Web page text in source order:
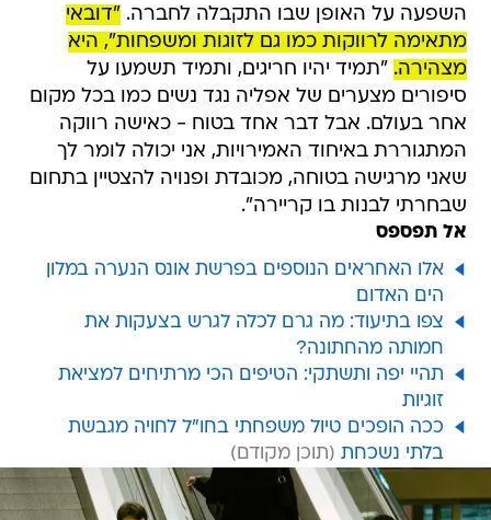
השפעה על האופן שבו התקבלה לחברה. "דובאי
מתאימה לרווקות כמו גם לזוגות ומשפחות", היא
מצהירה. "תמיד יהיו חריגים, ותמיד תשמעו על
סיפורים מצערים של אפליה נגד נשים כמו בכל מקום
אחר בעולם. אבל דבר אחד בטוח - כאישה רווקה
המתגוררת באיחוד האמירויות, אני יכולה לומר לך
שאני מרגישה בטוחה, מכובדת ופנויה להצטיין בתחום
שבחרתי לבנות בו קריירה".
אל תפספס
אלו האחראים הנוספים בפרשת אונס הנערה במלון
הים האדום
צפו בתיעוד: מה גרם לכלה לגרש בצעקות את
חמותה מהחתונה?
תהיי יפה ותשתקי: הטיפים הכי מרתיחים למציאת
זוגיות
ככה הופכים טיול משפחתי בחו"ל לחויה מגבשת
בלתי נשכחת